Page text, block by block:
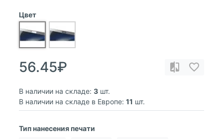
Цвет
56.45₽
В наличии на складе: 3 шт.
В наличии на складе в Европе: 11 шт.
Тип нанесения печати